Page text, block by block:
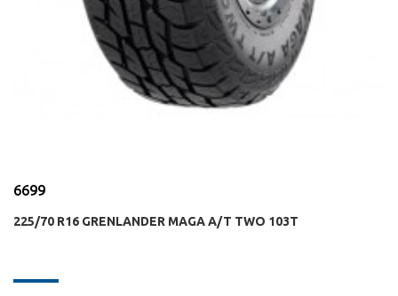
6699
225/70 R16 GRENLANDER MAGA A/T TWO 103T